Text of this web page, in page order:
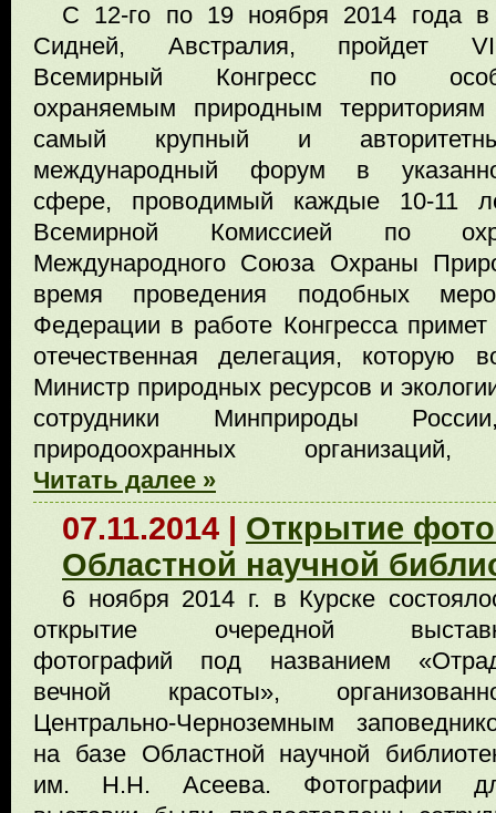
С 12-го по 19 ноября 2014 года в
Сидней, Австралия, пройдет
Всемирный Конгресс по
охраняемым природным
самый крупный и
международный форум в
сфере, проводимый каждые 10-11
Всемирной Комиссией по
Международного Союза Охраны
время проведения подобных
Федерации в работе Конгресса примет
отечественная делегация, которую
Министр природных ресурсов и
сотрудники Минприроды России,
природоохранных
Читать далее »
07.11.2014 | Открытие
Областной научной
6 ноября 2014 г. в Курске
открытие очередной
фотографий под названием
вечной красоты»,
Центрально-Черноземным
на базе Областной научной
им. Н.Н. Асеева. Фотографии